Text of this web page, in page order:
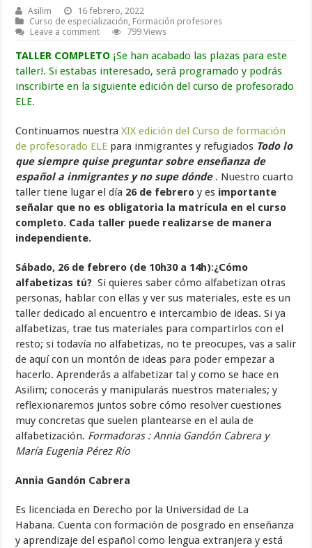
Asilim
16 febrero, 2022
Curso de especialización, Formación profesores
Leave a comment
799 Views
TALLER COMPLETO ¡Se han acabado las plazas para este
taller!. Si estabas interesado, será programado y podrás
inscribirte en la siguiente edición del curso de profesorado
ELE.
Continuamos nuestraXIX edición del Curso de formación
de profesorado ELE para inmigrantes y refugiados Todo lo
que siempre quise preguntar sobre enseñanza de
español a inmigrantes y no supe dónde. Nuestro cuarto
taller tiene lugar el día 26 de febrero y es importante
señalar que no es obligatoria la matrícula en el curso
completo. Cada taller puede realizarse de manera
independiente.
Sábado, 26 de febrero (de 10h30 a 14h):¿Cómo
alfabetizas tú?Si quieres saber cómo alfabetizan otras
personas, hablar con ellas y ver sus materiales, este es un
taller dedicado al encuentro e intercambio de ideas. Si ya
alfabetizas, trae tus materiales para compartirlos con el
resto; si todavía no alfabetizas, no te preocupes, vas a salir
de aquí con un montón de ideas para poder empezar a
hacerlo. Aprenderás a alfabetizar tal y como se hace en
Asilim; conocerás y manipularás nuestros materiales; y
reflexionaremos juntos sobre cómo resolver cuestiones
muy concretas que suelen plantearse en el aula de
alfabetización. Formadoras : Annia Gandón Cabrera y
María Eugenia Pérez Río
Annia Gandón Cabrera
Es licenciada en Derecho por la Universidad de La
Habana. Cuenta con formación de posgrado en enseñanza
y aprendizaje del español como lengua extranjera y está